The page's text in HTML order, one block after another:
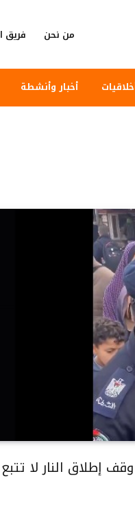
من نحن فريق
أخبار وأنشطة
إطلاق النار لا تتبع